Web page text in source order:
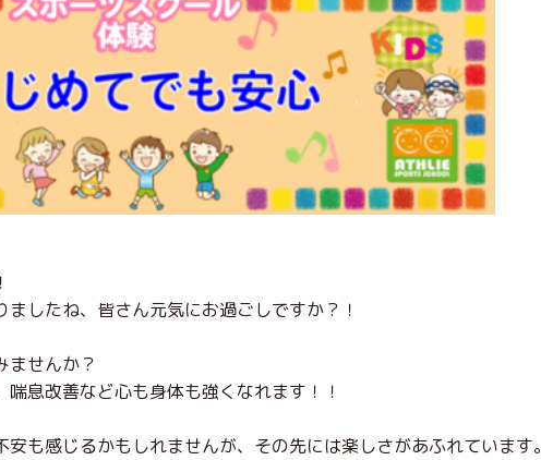
したね、皆さん元気にお過ごしですか？！
ませんか？
息改善など心も身体も強くなれます！！
も感じるかもしれませんが、その先には楽しさがあふれています。